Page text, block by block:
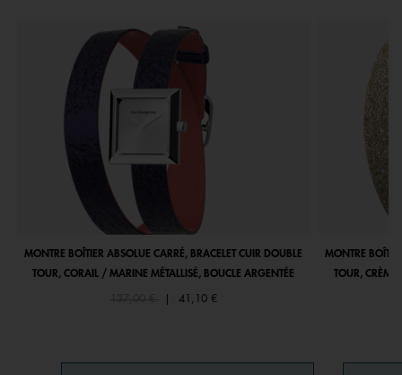
MONTRE BOÎTIER ABSOLUE CARRÉ, BRACELET CUIR DOUBLE
TOUR, CORAIL / MARINE MÉTALLISÉ, BOUCLE ARGENTÉE
Price reduced from
137,00 €to 41,10 €
MONTRE
TOUR, CRÈME